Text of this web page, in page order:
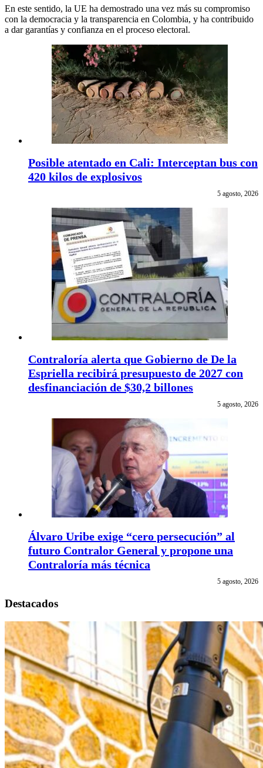
En este sentido, la UE ha demostrado una vez más su compromiso
con la democracia y la transparencia en Colombia, y ha contribuido
a dar garantías y confianza en el proceso electoral.
Posible atentado en Cali: Interceptan bus con
420 kilos de explosivos
5 agosto, 2026
Contraloría alerta que Gobierno de De la
Espriella recibirá presupuesto de 2027 con
desfinanciación de $30,2 billones
5 agosto, 2026
Álvaro Uribe exige “cero persecución” al
futuro Contralor General y propone una
Contraloría más técnica
5 agosto, 2026
Destacados